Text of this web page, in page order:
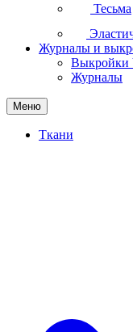
Тесьма
Журналы и
Выкройки
Журналы
Меню
Ткани